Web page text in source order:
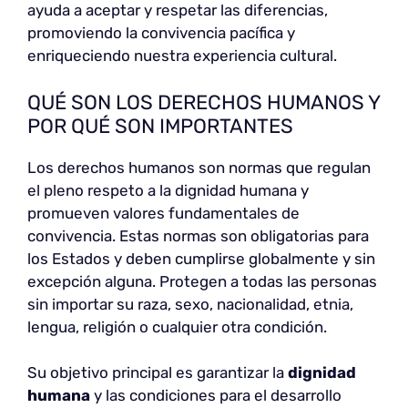
ayuda a aceptar y respetar las diferencias,
promoviendo la convivencia pacífica y
enriqueciendo nuestra experiencia cultural.
QUÉ SON LOS DERECHOS HUMANOS Y
POR QUÉ SON IMPORTANTES
Los derechos humanos son normas que regulan
el pleno respeto a la dignidad humana y
promueven valores fundamentales de
convivencia. Estas normas son obligatorias para
los Estados y deben cumplirse globalmente y sin
excepción alguna. Protegen a todas las personas
sin importar su raza, sexo, nacionalidad, etnia,
lengua, religión o cualquier otra condición.
Su objetivo principal es garantizar la dignidad
humana y las condiciones para el desarrollo